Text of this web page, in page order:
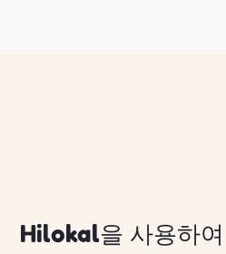
Hilokal을 사용하